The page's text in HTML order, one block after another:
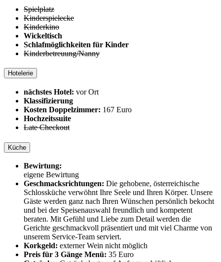
Spielplatz
Kinderspielecke
Kinderkino
Wickeltisch
Schlafmöglichkeiten für Kinder
Kinderbetreuung/Nanny
Hotelerie
nächstes Hotel: vor Ort
Klassifizierung
Kosten Doppelzimmer: 167 Euro
Hochzeitssuite
Late Checkout
Küche
Bewirtung:
eigene Bewirtung
Geschmacksrichtungen: Die gehobene, österreichische
Schlossküche verwöhnt Ihre Seele und Ihren Körper. Unsere
Gäste werden ganz nach Ihren Wünschen persönlich bekocht
und bei der Speisenauswahl freundlich und kompetent
beraten. Mit Gefühl und Liebe zum Detail werden die
Gerichte geschmackvoll präsentiert und mit viel Charme von
unserem Service-Team serviert.
Korkgeld: externer Wein nicht möglich
Preis für 3 Gänge Menü: 35 Euro